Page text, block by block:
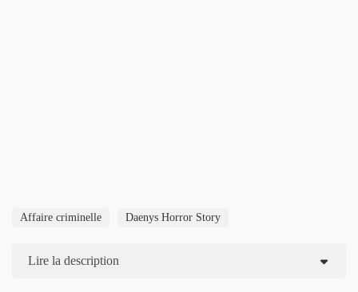
Affaire criminelle Daenys Horror Story
Lire la description